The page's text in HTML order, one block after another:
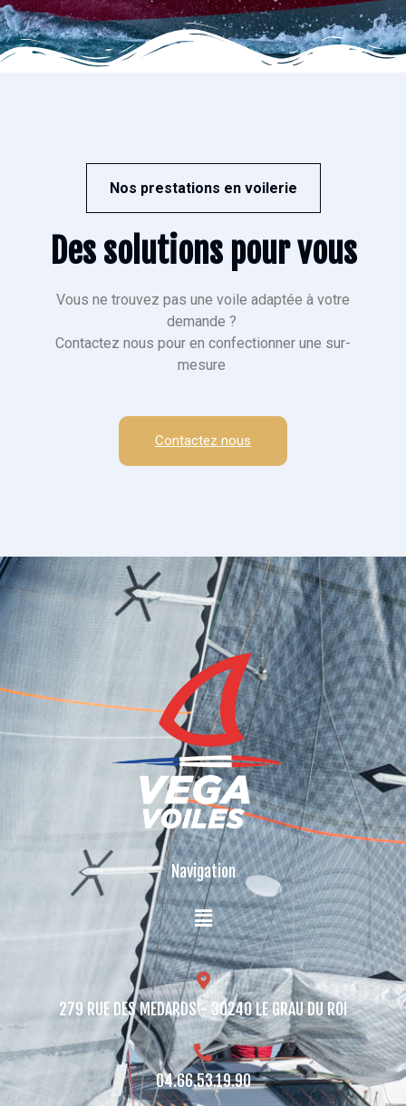
Nos prestations en voilerie
Des solutions pour vous
Vous ne trouvez pas une voile adaptée à votre
demande ?
Contactez nous pour en confectionner une sur-
mesure
Contactez nous
Navigation
279 RUE DES MEDARDS - 30240 LE GRAU DU ROI​
04.66.53.19.90